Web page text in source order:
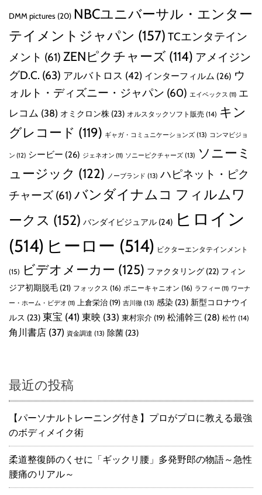
DMM pictures (20) NBCユニバーサル・エンター
テイメントジャパン (157) TCエンタテイン
メント (61) ZENピクチャーズ (114) アメイジン
グD.C. (63) アルバトロス (42) インターフィルム (26) ウ
ォルト・ディズニー・ジャパン (60) エイベックス (11) エ
レコム (38) オミクロン株 (23) オルスタックソフト販売 (14) キン
グレコード (119) ギャガ・コミュニケーションズ (13) コンマビジョ
ン (12) シービー (26) ジェネオン (11) ソニーピクチャーズ (13) ソニーミ
ュージック (122) ノーブランド (13) ハピネット・ピク
チャーズ (61) バンダイナムコ フィルムワ
ークス (152) バンダイビジュアル (24) ヒロイン
(514) ヒーロー (514) ビクターエンタテインメント
(15) ビデオメーカー (125) ファクタリング (22) フィン
ジア初期脱毛 (21) フォックス (16) ポニーキャニオン (16) ラフィー (11) ワーナ
ー・ホーム・ビデオ (11) 上倉栄治 (19) 吉川徹 (13) 感染 (23) 新型コロナウイ
ルス (23) 東宝 (41) 東映 (33) 東村宗介 (19) 松浦幹三 (28) 松竹 (14)
角川書店 (37) 資金調達 (13) 除菌 (23)
最近の投稿
【パーソナルトレーニング付き】プロがプロに教える最強
のボディメイク術
柔道整復師のくせに「ギックリ腰」多発野郎の物語～急性
腰痛のリアル～